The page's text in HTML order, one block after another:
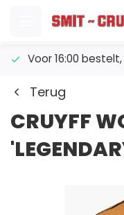
Voor 16:00
Terug
CRUYFF